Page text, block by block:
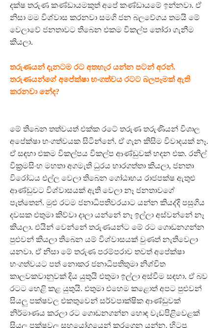
දක්ෂ තරුණ කණ්ඩායමකුත් අපේ කණ්ඩායමේ ඉන්නවා. ඒ
නිසා මම විශ්වාස කරනවා සමගි ජන බලවේගය තමයි මේ
වෙලාවේ ජනතාවට තිබෙන එකම විකල්ප තෝරා ගැනීම
කියලා.
තරුණයන් දැනටම රට අතහැර යන්න පටන් අරන්.
තරුණයන්ගේ අපේක්ෂා භංගත්වය රටට බලපෑමක් ඇති
කරනවා නේද?
මේ තිබෙන තත්වයත් එක්ක රටේ තරුණ තරුණියන් විශාල
අපේක්ෂා භංගත්වයක සිටින්නේ. ඒ ගැන කිසිම විවාදයක් නෑ.
ඒ සඳහා එකම විකල්පය විකල්ප ආණ්ඩුවක් හදන එක. රනිල්
වික්‍රමසිංහ මහතා අගමැති ධුරය භාරගත්තා කියලා, ජනතා
විරෝධය එල්ල වෙලා තිබෙන ගෝඨාභය රාජපක්ෂ ඇතුළු
ආණ්ඩුවට විශ්වාසයක් ඇති වෙලා නෑ ජනතාවගේ
පැත්තෙන්. මුළු රටම ජනාධිපතිවරයාට යන්න කියද්දි පසුගිය
දවසක එතුමා කිව්වා දාලා යන්නේ නෑ ඉල්ලා අස්වන්නේ නෑ
කියලා. එයින් වෙන්නේ තරුණයන්ට මේ රට ගොඩනගන්න
පුළුවන් කියලා තිබෙන යම් විශ්වාසයක් වුණත් නැතිවෙලා
යනවා. ඒ නිසා මේ තරුණ පරම්පරාව තවත් අපේක්ෂා
භංගත්වයට පත් නොකර ජනාධිපතිතුමා නිශ්චිත
කාලවකවානුවක් දිය යුතුයි එතුමා ඉල්ලා අස්වීම සඳහා. ඒ බව
රටට හෙළි කළ යුතුයි. එතුමා එහෙම කළොත් අපට පුළුවන්
සියලු පක්ෂවල එකතුවෙන් සර්වපාක්ෂික ආණ්ඩුවක්
නිර්මාණය කරලා රට ගොඩනගන්න හොඳ වැඩපිළිවෙළක්
සියලු පක්ෂවල සහයෝගයෙන් කරගෙන යන්න. හිටපු